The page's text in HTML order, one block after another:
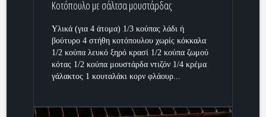
Κοτόπουλο με σάλτσα μουστάρδας
Υλικά (για 4 άτομα) 1/3 κούπας λάδι ή
βούτυρο 4 στήθη κοτόπουλου χωρίς κόκκαλα
1/2 κούπα λευκό ξηρό κρασί 1/2 κούπα ζωμού
κότας 1/2 κούπα μουστάρδα ντιζόν 1/4 κρέμα
γάλακτος 1 κουταλάκι κορν φλάουρ...